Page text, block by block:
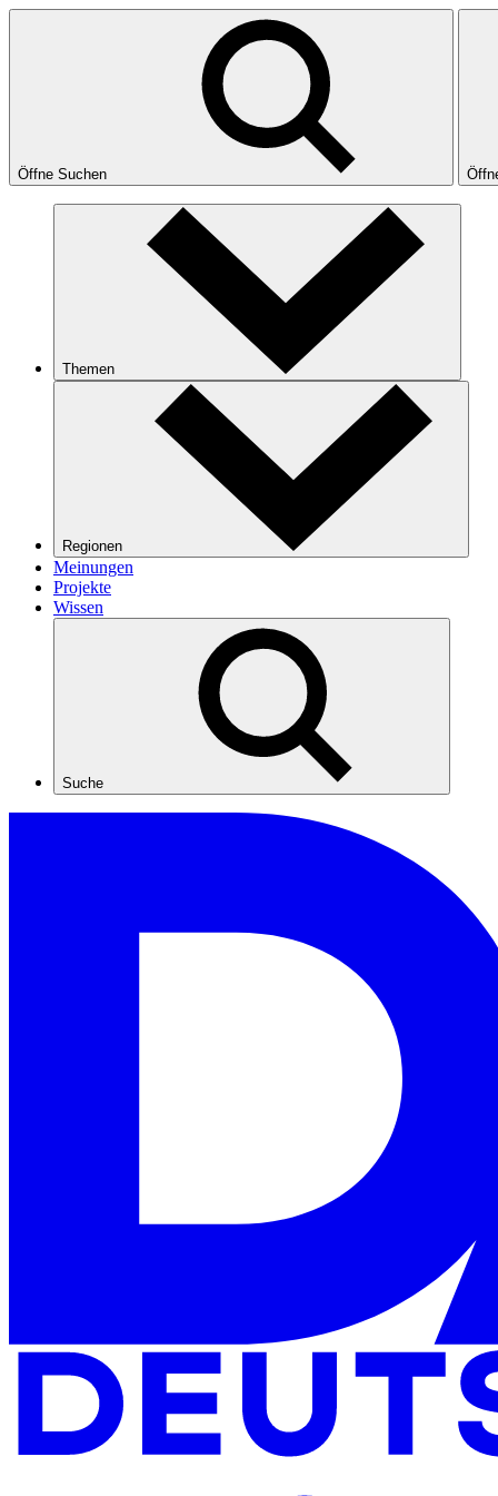
Öffne Suchen
Themen
Regionen
Meinungen
Projekte
Wissen
Suche